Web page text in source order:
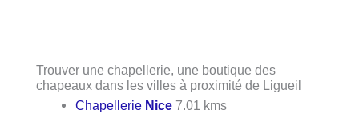
Trouver une chapellerie, une boutique des
chapeaux dans les villes à proximité de Ligueil
Chapellerie Nice 7.01 kms